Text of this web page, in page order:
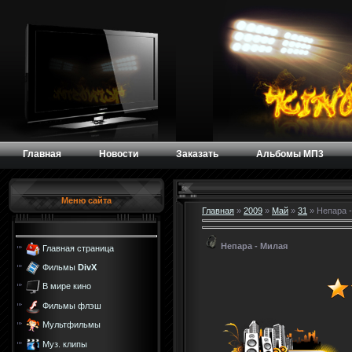
Главная Новости Заказать Альбомы МП3
Меню сайта
Главная страница
Фильмы DivX
В мире кино
Фильмы флэш
Мультфильмы
Муз. клипы
Главная » 2009 » Май » 31 » Непара
Непара - Милая